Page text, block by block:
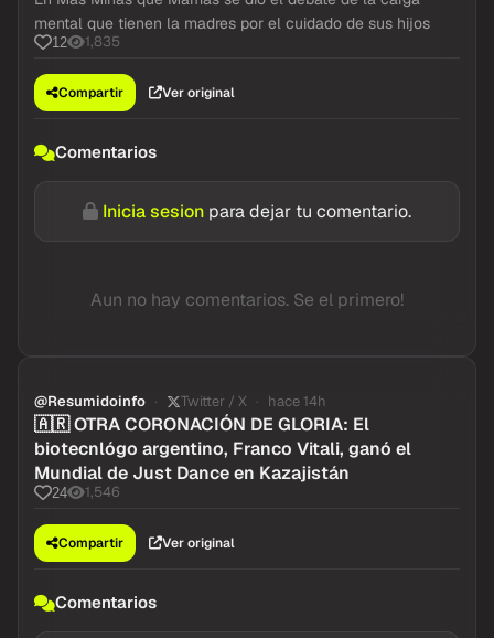
mental que tienen la madres por el cuidado de sus hijos
12 1,835
Compartir Ver original
Comentarios
Inicia sesion para dejar tu comentario.
Aun no hay comentarios. Se el primero!
@Resumidoinfo Twitter / X hace 14h
🇦🇷 OTRA CORONACIÓN DE GLORIA: El
biotecnlógo argentino, Franco Vitali, ganó el
Mundial de Just Dance en Kazajistán
24 1,546
Compartir Ver original
Comentarios